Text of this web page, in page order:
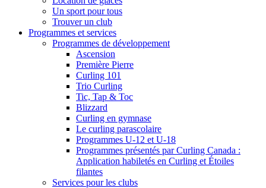
Un sport pour tous
Trouver un club
Programmes et services
Programmes de développement
Ascension
Première Pierre
Curling 101
Trio Curling
Tic, Tap & Toc
Blizzard
Curling en gymnase
Le curling parascolaire
Programmes U-12 et U-18
Programmes présentés par Curling Canada :
Application habiletés en Curling et Étoiles
filantes
Services pour les clubs